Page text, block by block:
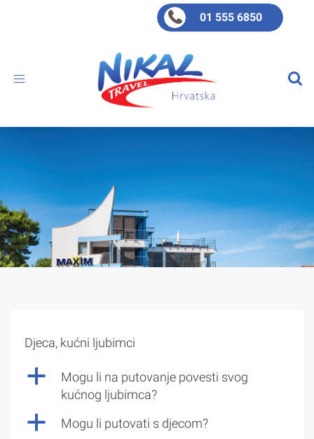
01 555 6850
Toggle
Djeca, kućni ljubimci
a
Mogu li na putovanje povesti svog
kućnog ljubimca?
a Mogu li putovati s djecom?